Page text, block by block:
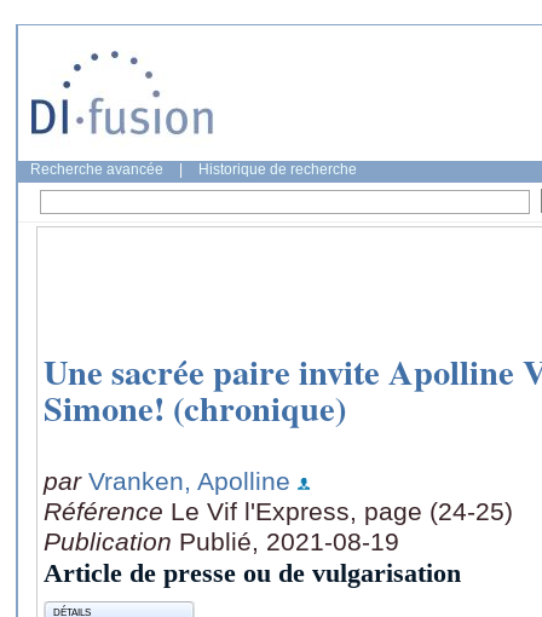
Recherche avancée Historique de recherche
Une sacrée paire invite Apolline
Simone! (chronique)
par Vranken, Apolline
Référence Le Vif l'Express, page (24-25)
Publication Publié, 2021-08-19
Article de presse ou de vulgarisation
DÉTAILS